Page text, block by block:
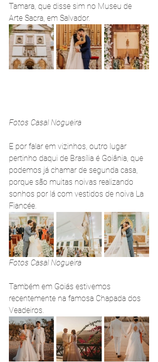
Tamara, que disse sim no Museu de
Arte Sacra, em Salvador.
Fotos Casal Nogueira
E por falar em vizinhos, outro lugar
pertinho daqui de Brasília é Goiânia, que
podemos já chamar de segunda casa,
porque são muitas noivas realizando
sonhos por lá com vestidos de noiva La
Fiancée.
Fotos Casal Nogueira
Também em Goiás estivemos
recentemente na famosa Chapada dos
Veadeiros.